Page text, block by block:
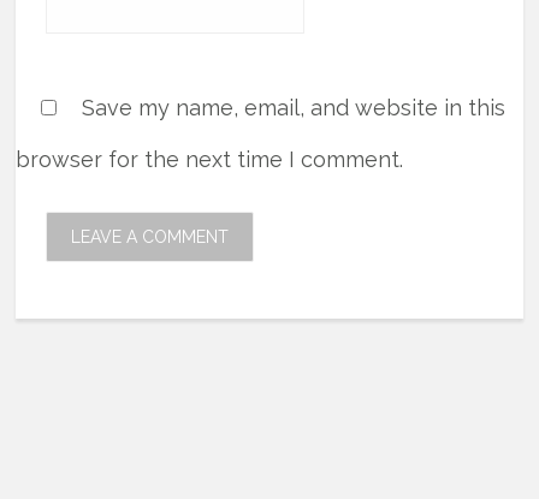
Save my name, email, and website in this
browser for the next time I comment.